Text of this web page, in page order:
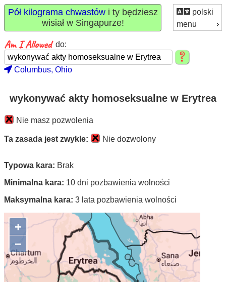
polski
menu
Pół kilograma chwastówi ty będziesz
wisiał w Singapurze!
do:
Columbus, Ohio
wykonywać akty homoseksualne w Erytrea
Nie masz pozwolenia
Ta zasada jest zwykle: Nie dozwolony
Typowa kara: Brak
Minimalna kara: 10 dni pozbawienia wolności
Maksymalna kara: 3 lata pozbawienia wolności
+
−